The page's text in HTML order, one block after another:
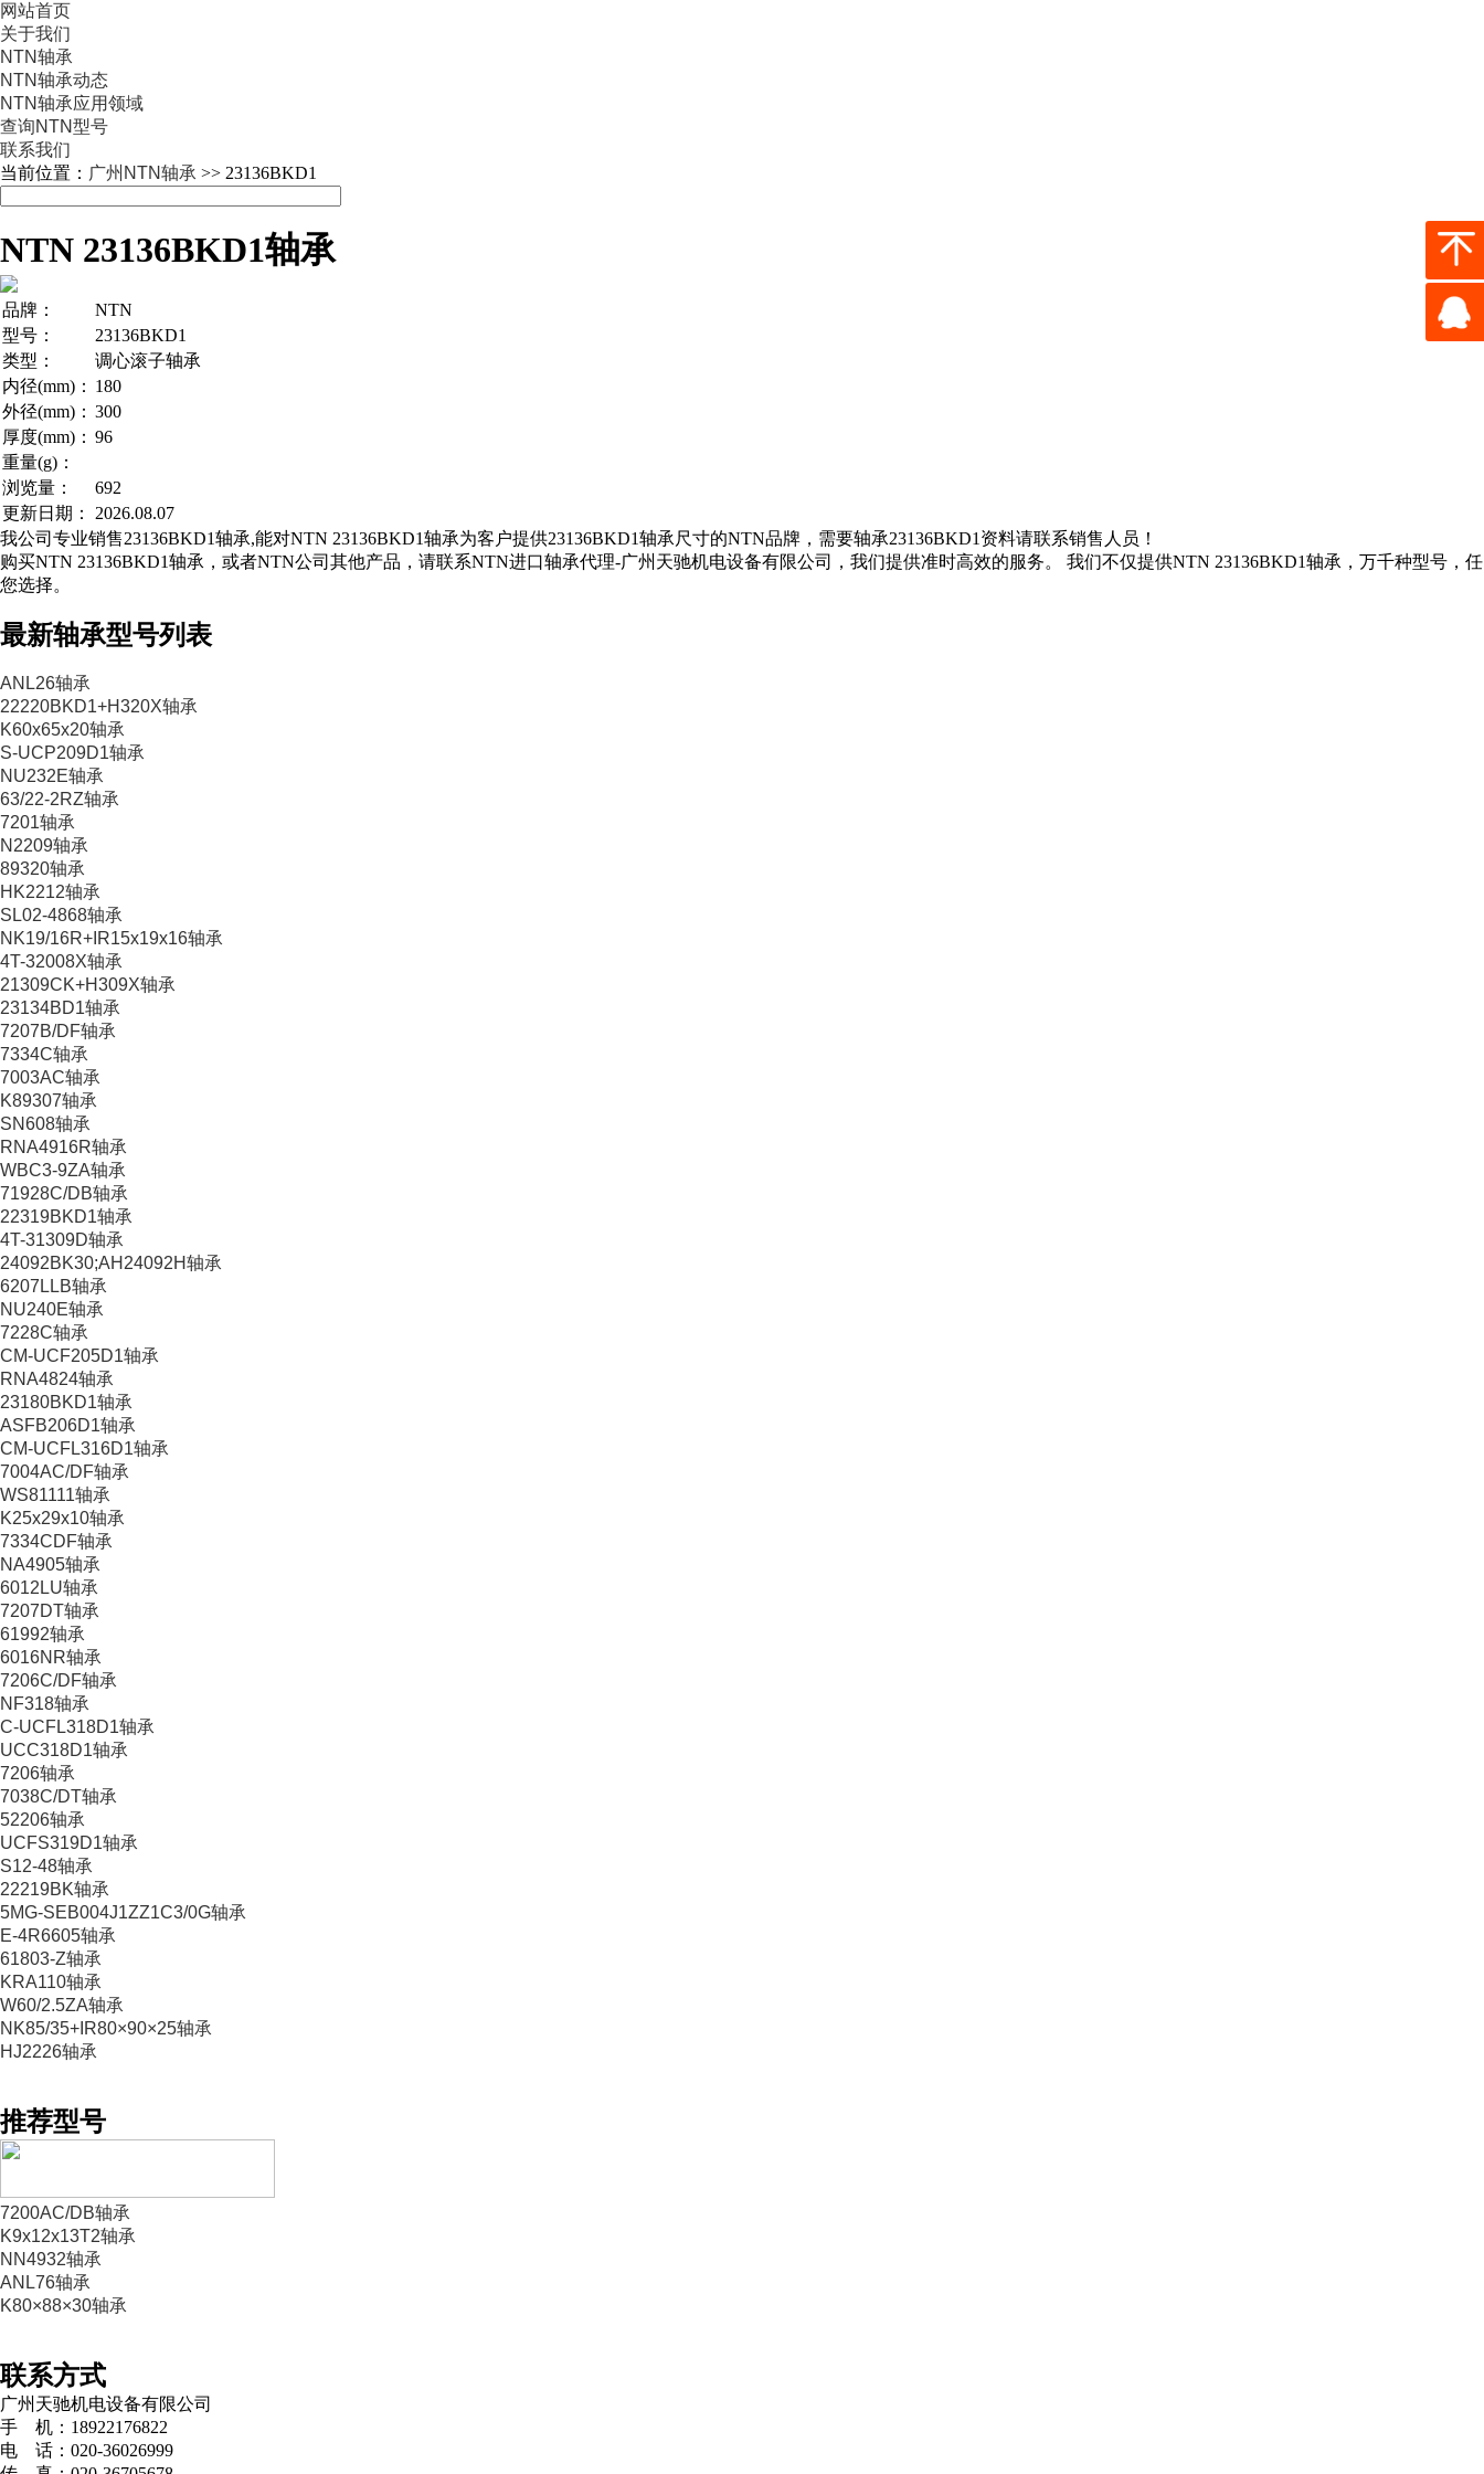
网站首页
关于我们
NTN轴承
NTN轴承动态
NTN轴承应用领域
查询NTN型号
联系我们
当前位置： 广州NTN轴承 >> 23136BKD1
NTN 23136BKD1轴承
品牌：
NTN
型号：
23136BKD1
类型：
调心滚子轴承
内径(mm)： 180
外径(mm)： 300
厚度(mm)： 96
重量(g)：
浏览量：
692
更新日期：
2026.08.07
我公司专业销售23136BKD1轴承,能对NTN 23136BKD1轴承为客户提供23136BKD1轴承尺寸的NTN品牌，需要轴承23136BKD1资料请联系销售人员！
购买NTN 23136BKD1轴承，或者NTN公司其他产品，请联系NTN进口轴承代理-广州天驰机电设备有限公司，我们提供准时高效的服务。 我们不仅提供NTN 23136BKD1轴承，万千种型号，任
您选择。
最新轴承型号列表
ANL26轴承
22220BKD1+H320X轴承
K60x65x20轴承
S-UCP209D1轴承
NU232E轴承
63/22-2RZ轴承
7201轴承
N2209轴承
89320轴承
HK2212轴承
SL02-4868轴承
NK19/16R+IR15x19x16轴承
4T-32008X轴承
21309CK+H309X轴承
23134BD1轴承
7207B/DF轴承
7334C轴承
7003AC轴承
K89307轴承
SN608轴承
RNA4916R轴承
WBC3-9ZA轴承
71928C/DB轴承
22319BKD1轴承
4T-31309D轴承
24092BK30;AH24092H轴承
6207LLB轴承
NU240E轴承
7228C轴承
CM-UCF205D1轴承
RNA4824轴承
23180BKD1轴承
ASFB206D1轴承
CM-UCFL316D1轴承
7004AC/DF轴承
WS81111轴承
K25x29x10轴承
7334CDF轴承
NA4905轴承
6012LU轴承
7207DT轴承
61992轴承
6016NR轴承
7206C/DF轴承
NF318轴承
C-UCFL318D1轴承
UCC318D1轴承
7206轴承
7038C/DT轴承
52206轴承
UCFS319D1轴承
S12-48轴承
22219BK轴承
5MG-SEB004J1ZZ1C3/0G轴承
E-4R6605轴承
61803-Z轴承
KRA110轴承
W60/2.5ZA轴承
NK85/35+IR80×90×25轴承
HJ2226轴承
推荐型号
7200AC/DB轴承
K9x12x13T2轴承
NN4932轴承
ANL76轴承
K80×88×30轴承
联系方式
广州天驰机电设备有限公司
手 机：18922176822
电 话：020-36026999